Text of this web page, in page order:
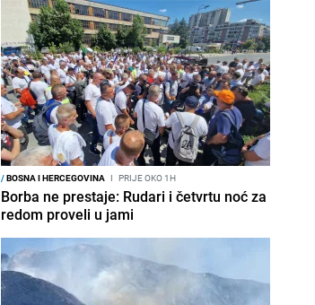
/BOSNA I HERCEGOVINA I PRIJE OKO 1H
Borba ne prestaje: Rudari i četvrtu noć za
redom proveli u jami